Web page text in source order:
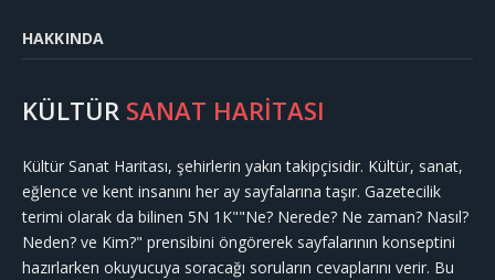
HAKKINDA
KÜLTÜR SANAT HARİTASI
Kültür Sanat Haritası, şehirlerin yakın takipçisidir. Kültür, sanat,
eğlence ve kent insanını her ay sayfalarına taşır. Gazetecilik
terimi olarak da bilinen 5N 1K""Ne? Nerede? Ne zaman? Nasıl?
Neden? ve Kim?" prensibini öngörerek sayfalarının konseptini
hazırlarken okuyucuya soracağı soruların cevaplarını verir. Bu